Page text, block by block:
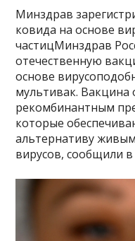
Минздрав
ковида на основе
частицМинздрав
отечественную
основе
мультивак. Вакцина
рекомбинантным
которые
альтернативу
вирусов, сообщили в